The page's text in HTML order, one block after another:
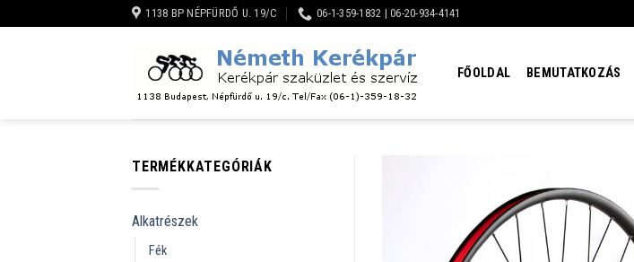
to
1138 BP NÉPFÜRDŐ U. 19/C 06-1-359-1832 | 06-20-934-4141
FŐOLDAL BEMUTATKOZÁS
TERMÉKKATEGÓRIÁK
Alkatrészek
Fék